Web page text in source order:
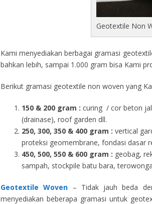
Geotextile Non
Kami menyediakan berbagai gramasi
bahkan lebih, sampai 1.000 gram bisa Kami
Berikut gramasi geotextile non woven yang
150 & 200 gram : curing / cor beton
(drainase), roof garden dll.
250, 300, 350 & 400 gram : vertical
proteksi geomembrane, fondasi dasar
450, 500, 550 & 600 gram : geobag,
sampah, stockpile batu bara,
Geotextile Woven – Tidak jauh beda
menyediakan beberapa gramasi untuk